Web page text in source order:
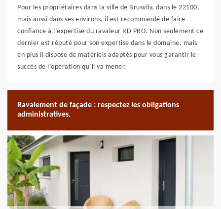
Pour les propriétaires dans la ville de Brusvily, dans le 22100,
mais aussi dans ses environs, il est recommandé de faire
confiance à l’expertise du ravaleur RD PRO. Non seulement ce
dernier est réputé pour son expertise dans le domaine, mais
en plus il dispose de matériels adaptés pour vous garantir le
succès de l’opération qu’il va mener.
Ravalement de façade : respectez les obligations
administratives.